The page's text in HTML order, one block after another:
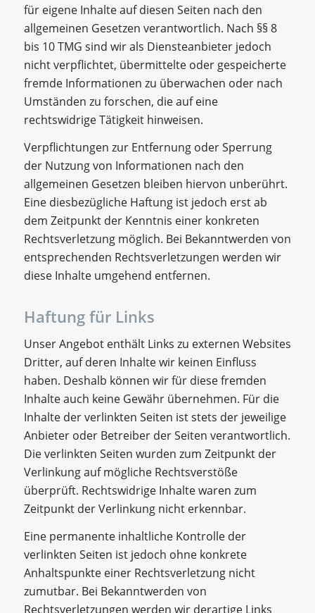
für eigene Inhalte auf diesen Seiten nach den
allgemeinen Gesetzen verantwortlich. Nach §§ 8
bis 10 TMG sind wir als Diensteanbieter jedoch
nicht verpflichtet, übermittelte oder gespeicherte
fremde Informationen zu überwachen oder nach
Umständen zu forschen, die auf eine
rechtswidrige Tätigkeit hinweisen.
Verpflichtungen zur Entfernung oder Sperrung
der Nutzung von Informationen nach den
allgemeinen Gesetzen bleiben hiervon unberührt.
Eine diesbezügliche Haftung ist jedoch erst ab
dem Zeitpunkt der Kenntnis einer konkreten
Rechtsverletzung möglich. Bei Bekanntwerden von
entsprechenden Rechtsverletzungen werden wir
diese Inhalte umgehend entfernen.
Haftung für Links
Unser Angebot enthält Links zu externen Websites
Dritter, auf deren Inhalte wir keinen Einfluss
haben. Deshalb können wir für diese fremden
Inhalte auch keine Gewähr übernehmen. Für die
Inhalte der verlinkten Seiten ist stets der jeweilige
Anbieter oder Betreiber der Seiten verantwortlich.
Die verlinkten Seiten wurden zum Zeitpunkt der
Verlinkung auf mögliche Rechtsverstöße
überprüft. Rechtswidrige Inhalte waren zum
Zeitpunkt der Verlinkung nicht erkennbar.
Eine permanente inhaltliche Kontrolle der
verlinkten Seiten ist jedoch ohne konkrete
Anhaltspunkte einer Rechtsverletzung nicht
zumutbar. Bei Bekanntwerden von
Rechtsverletzungen werden wir derartige Links